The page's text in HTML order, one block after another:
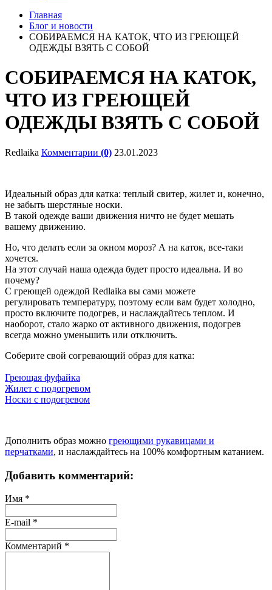
Главная
Блог и новости
СОБИРАЕМСЯ НА КАТОК, ЧТО ИЗ ГРЕЮЩЕЙ
ОДЕЖДЫ ВЗЯТЬ С СОБОЙ
СОБИРАЕМСЯ НА КАТОК,
ЧТО ИЗ ГРЕЮЩЕЙ
ОДЕЖДЫ ВЗЯТЬ С СОБОЙ
Redlaika Комментарии (0) 23.01.2023
Идеальный образ для катка: теплый свитер, жилет и, конечно,
не забыть шерстяные носки.
В такой одежде ваши движения ничто не будет мешать
вашему движению.
Но, что делать если за окном мороз? А на каток, все-таки
хочется.
На этот случай наша одежда будет просто идеальна. И во
почему?
С греющей одеждой Redlaika вы сами можете
регулировать температуру, поэтому если вам будет холодно,
просто включите подогрев, и наслаждайтесь теплом. И
наоборот, стало жарко от активного движения, подогрев
всегда можно уменьшить или отключить.
Соберите свой согревающий образ для катка:
Греющая фуфайка
Жилет с подогревом
Носки с подогревом
Дополнить образ можно греющими рукавицами и
перчатками, и наслаждайтесь на 100% комфортным катанием.
Добавить комментарий:
Имя *
E-mail *
Комментарий *